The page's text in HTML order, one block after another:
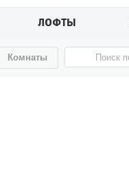
ЛОФТЫ
Комнаты